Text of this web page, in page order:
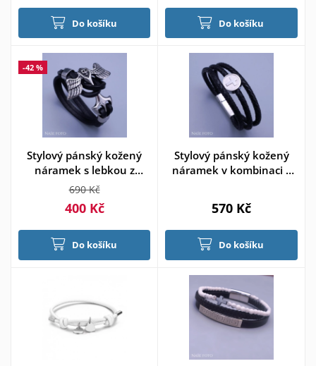
Do košíku Do košíku
-42 %
Stylový pánský kožený
náramek s lebkou z
chirurgické oceli
690 Kč
400 Kč
Do košíku
Stylový pánský kožený
náramek v kombinaci s
570 Kč
Do košíku